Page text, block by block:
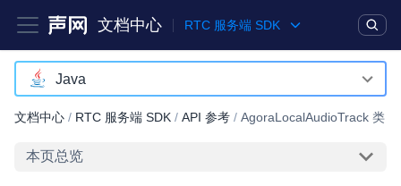
文档中心 RTC 服务端 SDK
产品 解决方案
Java
C++
Java
文档中心 / RTC 服务端 SDK / API 参考 / AgoraLocalAudioTrack 类
本页总览